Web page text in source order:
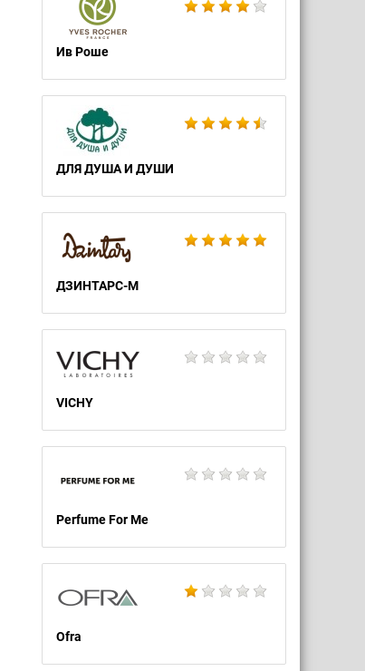
Ив Роше
ДЛЯ ДУША И ДУШИ
ДЗИНТАРС-М
VICHY
Perfume For Me
Ofra